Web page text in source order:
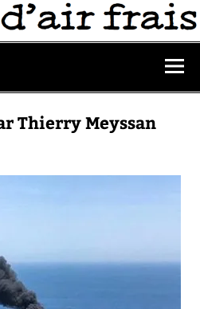
Thierry Meyssan